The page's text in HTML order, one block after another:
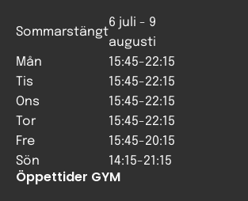
Sommarstängt
6 juli - 9
augusti
Mån
15:45-22:15
Tis
15:45-22:15
Ons
15:45-22:15
Tor
15:45-22:15
Fre
15:45-20:15
Sön
14:15-21:15
Öppettider GYM